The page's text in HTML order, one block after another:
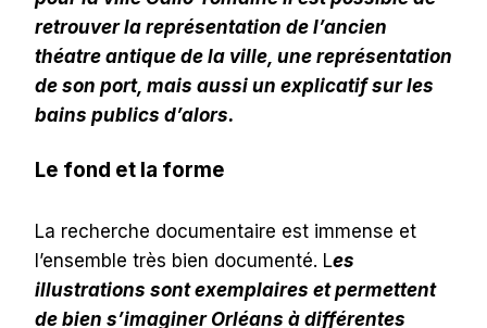
retrouver la représentation de l’ancien
théatre antique de la ville, une représentation
de son port, mais aussi un explicatif sur les
bains publics d’alors.
Le fond et la forme
La recherche documentaire est immense et
l’ensemble très bien documenté. Les
illustrations sont exemplaires et permettent
de bien s’imaginer Orléans à différentes